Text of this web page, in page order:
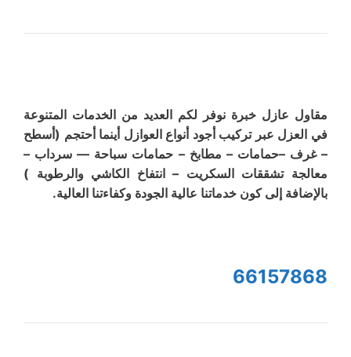
مقاول عازل خبرة نوفر لكم العديد من الخدمات المتنوعة
في العزل عبر تركيب أجود أنواع العوازل أينما أحتجم (أسطح
– غرف –حمامات – مطابخ – حمامات سباحة –– سرداب –
معالجة تشققات السكريت – انتفاخ الكاشي والرطوبة )
بالإضافة إلى كون خدماتنا عالية الجودة وكفاءتنا العالية.
66157868